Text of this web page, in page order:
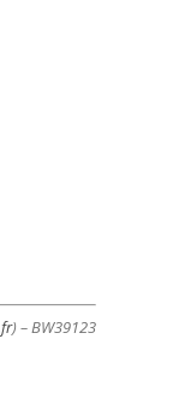
) – BW39123